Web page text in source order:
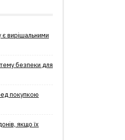
є вирішальними
безпеки для
покупкою
якщо їх